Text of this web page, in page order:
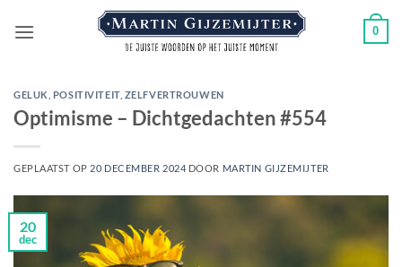
naar
0
GELUK POSITIVITEIT, ZELFVERTROUWEN
Optimisme – Dichtgedachten #554
GEPLAATST OP 20 DECEMBER 2024 DOOR MARTIN GIJZEMIJTER
20
dec